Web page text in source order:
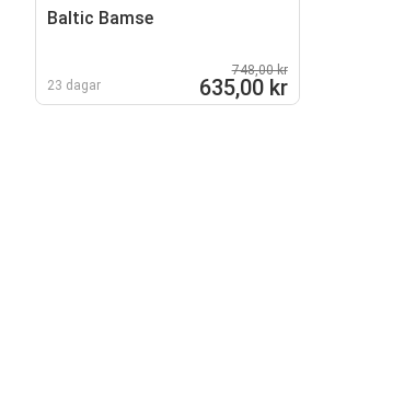
Baltic Bamse
23 dagar
748,00 kr
635,00 kr